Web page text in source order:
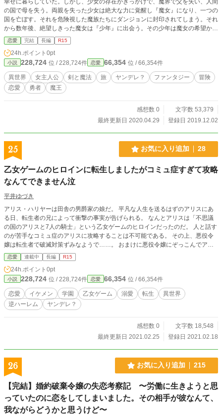
幸せに暮らしていた。しかし、少女の存在がきっかけで、魔界で父を失い、人間
の国で母を失う。両親を失った少女は絶大な力に覚醒し『魔女』になり、一つの
国を亡ぼす。それを危険視した魔族たちにダンジョンに封印されてしまう。それ
から数年後、絶望しきった魔女は『少年』に出会う。その少年は魔女の希望か絶
望か。奇妙な関係になった少年と魔女の『目的』を求める奇妙な冒険が始まっ
た。
恋愛 完結 長編 R15
24h.ポイント 0pt
小説 228,724 位 / 228,724件 恋愛 66,354 位 / 66,354件
異世界 女主人公 剣と魔法 旅 ヤンデレ？ ファンタジー
冒険
恋愛
勇者 魔王
感想数 0
文字数 53,379
最終更新日 2020.04.29
登録日 2019.12.02
25 お気に入り追加 28
乙女ゲームのヒロインに転生しましたがコミュ症すぎて攻略
なんてできません泣
平井ゆづき
アリス・ハリヤーは田舎の男爵家の娘だ。 平凡な人生を送るはずのアリスにあ
る日、転生者の兄によって衝撃の事実が告げられる。 なんとアリスは「不思議
の国のアリスと7人の騎士」という乙女ゲームのヒロインだったのだ。 人と話す
のが苦手なコミュ症のアリスに攻略することは不可能である。 その上、悪役令
嬢は転生者で破滅対策ずみなようで……。 おまけに悪役令嬢にぞっこんでアリ
スに敵対的だった攻略キャラもなんだかんだと構ってくる始末。 私は転生者じ
ゃないのでゲームの知識もないただのパンピーなんです！とうの昔に攻略なんて
諦めてますから関わらないでください！
恋愛 連載中 長編 R15
24h.ポイント 0pt
小説 228,724 位 / 228,724件 恋愛 66,354 位 / 66,354件
恋愛 イケメン 学園 乙女ゲーム 溺愛 転生
異世界
逆ハーレム
ヤンデレ？
感想数 0
文字数 18,548
最終更新日 2021.02.25
登録日 2021.02.18
26 お気に入り追加 215
【完結】婚約破棄令嬢の失恋考察記 〜労働に生きようと思
っていたのに恋をしてしまいました。その相手が彼なんて、
我ながらどうかと思うけど〜